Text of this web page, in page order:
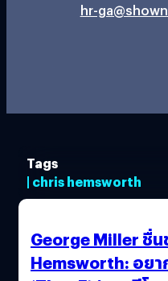
hr-
Tags
| chris hemsworth
George Miller ชื่
Hemsworth: อยา